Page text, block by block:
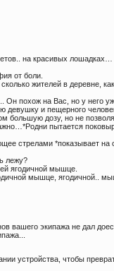
на красивых лошадках…
от боли.
жителей в деревне,
Он похож на Вас, но у него
девушку и пещерного
большую дозу, но не
пытается
стрелами *показывает на
лежу?
ягодичной мышце.
мышце,
вашего экипажа не дал
устройства, чтобы